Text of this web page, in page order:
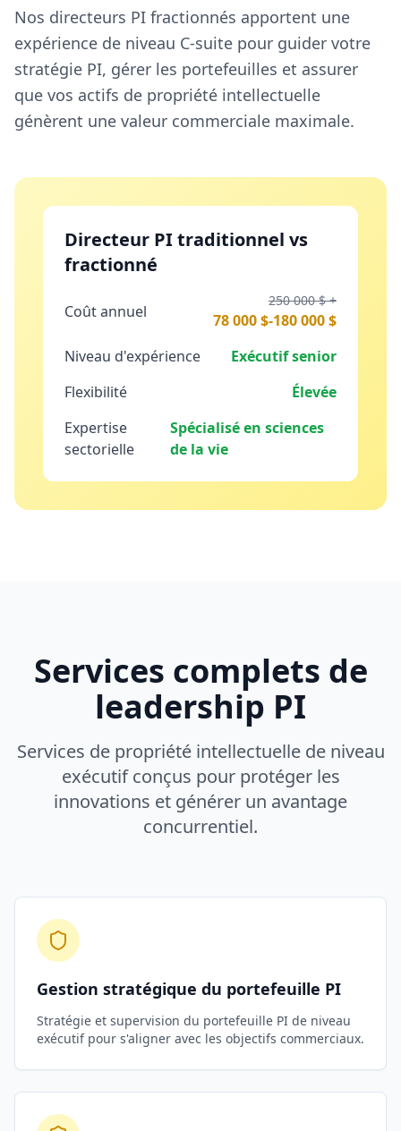
Nos directeurs PI fractionnés apportent une
expérience de niveau C-suite pour guider votre
stratégie PI, gérer les portefeuilles et assurer
que vos actifs de propriété intellectuelle
génèrent une valeur commerciale maximale.
Directeur PI traditionnel vs
fractionné
Coût annuel
250 000 $ +
78 000 $-180 000 $
Niveau d'expérience
Exécutif senior
Flexibilité
Élevée
Expertise
sectorielle
Spécialisé en sciences
de la vie
Services complets de
leadership PI
Services de propriété intellectuelle de niveau
exécutif conçus pour protéger les
innovations et générer un avantage
concurrentiel.
Gestion stratégique du portefeuille PI
Stratégie et supervision du portefeuille PI de niveau
exécutif pour s'aligner avec les objectifs commerciaux.